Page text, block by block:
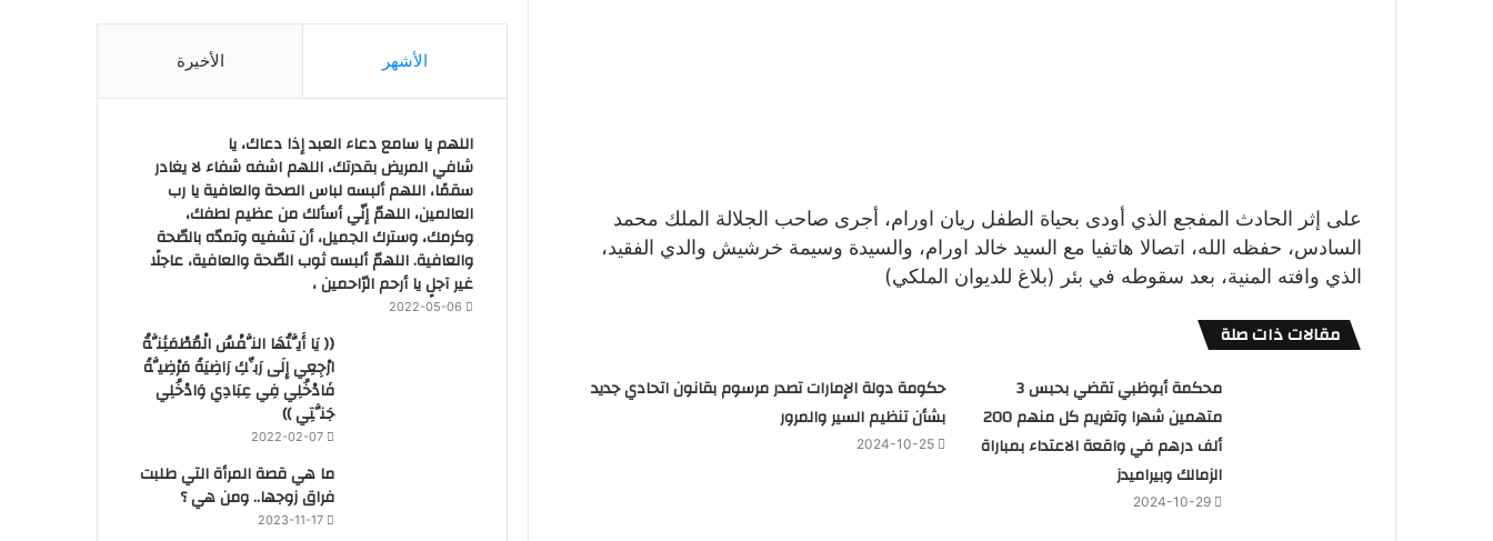
على إثر الحادث المفجع الذي أودى بحياة الطفل ريان اورام، أجرى صاحب الجلالة الملك محمد
السادس، حفظه الله، اتصالا هاتفيا مع السيد خالد اورام، والسيدة وسيمة خرشيش والدي الفقيد،
الذي وافته المنية، بعد سقوطه في بئر (بلاغ للديوان الملكي)
مقالات ذات صلة
محكمة أبوظبي تقضي بحبس 3
متهمين شهرا وتغريم كل منهم 200
ألف درهم في واقعة الاعتداء بمباراة
الزمالك وبيراميدز
2024-10-29
حكومة دولة الإمارات تصدر مرسوم بقانون اتحادي جديد
بشأن تنظيم السير والمرور
2024-10-25
الأشهر الأخيرة
اللهم يا سامع دعاء العبد إذا دعاك، يا
شافي المريض بقدرتك، اللهم اشفه شفاء لا يغادر
سقمًا، اللهم ألبسه لباس الصحة والعافية يا رب
العالمين، اللهمّ إنّي أسألك من عظيم لطفك،
وكرمك، وسترك الجميل، أن تشفيه وتمدّه بالصّحة
والعافية. اللهمّ ألبسه ثوب الصّحة والعافية، عاجلًا
غير آجلٍ يا أرحم الرّاحمين ،
2022-05-06
(( يَا أَيَّتُهَا النَّفْسُ الْمُطْمَئِنَّةُ
ارْجِعِي إِلَى رَبِّكِ رَاضِيَةً مَرْضِيَّةً
فَادْخُلِي فِي عِبَادِي وَادْخُلِي
جَنَّتِي ))
2022-02-07
ما هي قصة المرأة التي طلبت
فراق زوجها.. ومن هي ؟
2023-11-17